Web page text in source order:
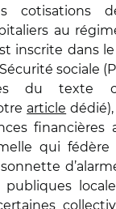
cotisations
au
inscrite dans
sociale
du texte
article
financières
qui fédère